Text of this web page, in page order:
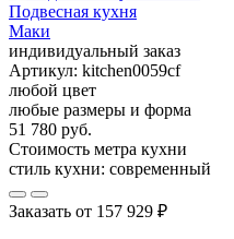
Подвесная кухня
Маки
индивидуальный заказ
Артикул: kitchen0059cf
любой цвет
любые размеры и форма
51 780 руб.
Стоимость метра кухни
стиль кухни: современный
Заказать от 157 929 ₽